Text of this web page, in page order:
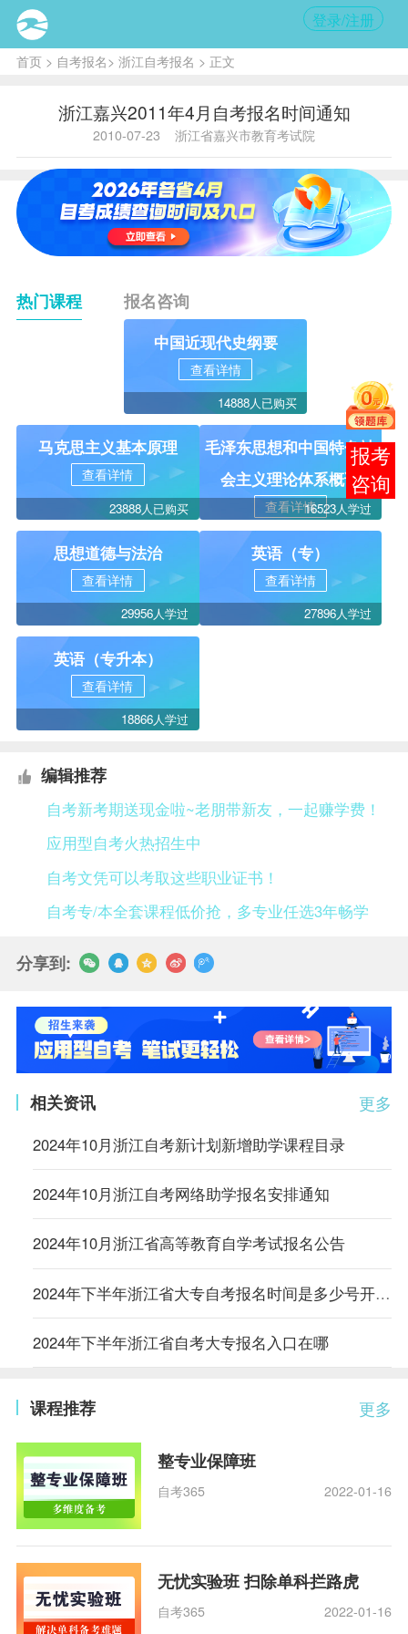
登录/注册
首页> 自考报名> 浙江自考报名 > 正文
浙江嘉兴2011年4月自考报名时间通知
2010-07-23 浙江省嘉兴市教育考试院
热门课程 报名咨询
中国近现代史纲要
查看详情
14888人已购买
马克思主义基本原理
查看详情
23888人已购买
毛泽东思想和中国特色社
会主义理论体系概论
查看详情16523人学过
思想道德与法治
查看详情
29956人学过
英语（专）
查看详情
27896人学过
英语（专升本）
查看详情
18866人学过
编辑推荐
自考新考期送现金啦~老朋带新友，一起赚学费！
应用型自考火热招生中
自考文凭可以考取这些职业证书！
自考专/本全套课程低价抢，多专业任选3年畅学
分享到:
更多
相关资讯
2024年10月浙江自考新计划新增助学课程目录
2024年10月浙江自考网络助学报名安排通知
2024年10月浙江省高等教育自学考试报名公告
2024年下半年浙江省大专自考报名时间是多少号开始报名的
2024年下半年浙江省自考大专报名入口在哪
更多
课程推荐
整专业保障班
自考365 2022-01-16
无忧实验班 扫除单科拦路虎
自考365 2022-01-16
报考
咨询